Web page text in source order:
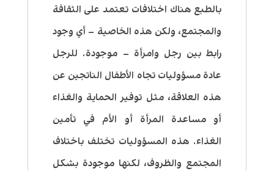
بالطبع هناك اختلافات تعتمد على الثقافة
والمجتمع، ولكن هذه الخاصية – أي وجود
رابط بين رجل وامرأة – موجودة. للرجل
عادة مسؤوليات تجاه الأطفال الناتجين عن
هذه العلاقة، مثل توفير الحماية والغذاء
أو مساعدة المرأة أو الأم في تأمين
الغذاء. هذه المسؤوليات تختلف باختلاف
المجتمع والظروف، لكنها موجودة بشكل